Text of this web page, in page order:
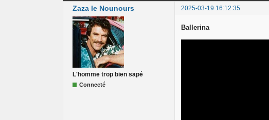
Sujets sans
Zaza le Nounours 2025-03-19 16:12:35
L'homme trop bien sapé
Connecté
Ballerina